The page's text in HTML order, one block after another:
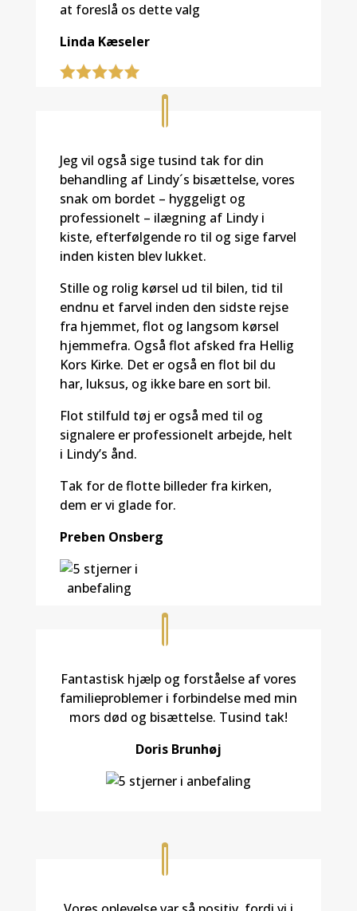
at foreslå os dette valg
Linda Kæseler
Jeg vil også sige tusind tak for din
behandling af Lindy´s bisættelse, vores
snak om bordet – hyggeligt og
professionelt – ilægning af Lindy i
kiste, efterfølgende ro til og sige farvel
inden kisten blev lukket.
Stille og rolig kørsel ud til bilen, tid til
endnu et farvel inden den sidste rejse
fra hjemmet, flot og langsom kørsel
hjemmefra. Også flot afsked fra Hellig
Kors Kirke. Det er også en flot bil du
har, luksus, og ikke bare en sort bil.
Flot stilfuld tøj er også med til og
signalere er professionelt arbejde, helt
i Lindy’s ånd.
Tak for de flotte billeder fra kirken,
dem er vi glade for.
Preben Onsberg
Fantastisk hjælp og forståelse af vores
familieproblemer i forbindelse med min
mors død og bisættelse. Tusind tak!
Doris Brunhøj